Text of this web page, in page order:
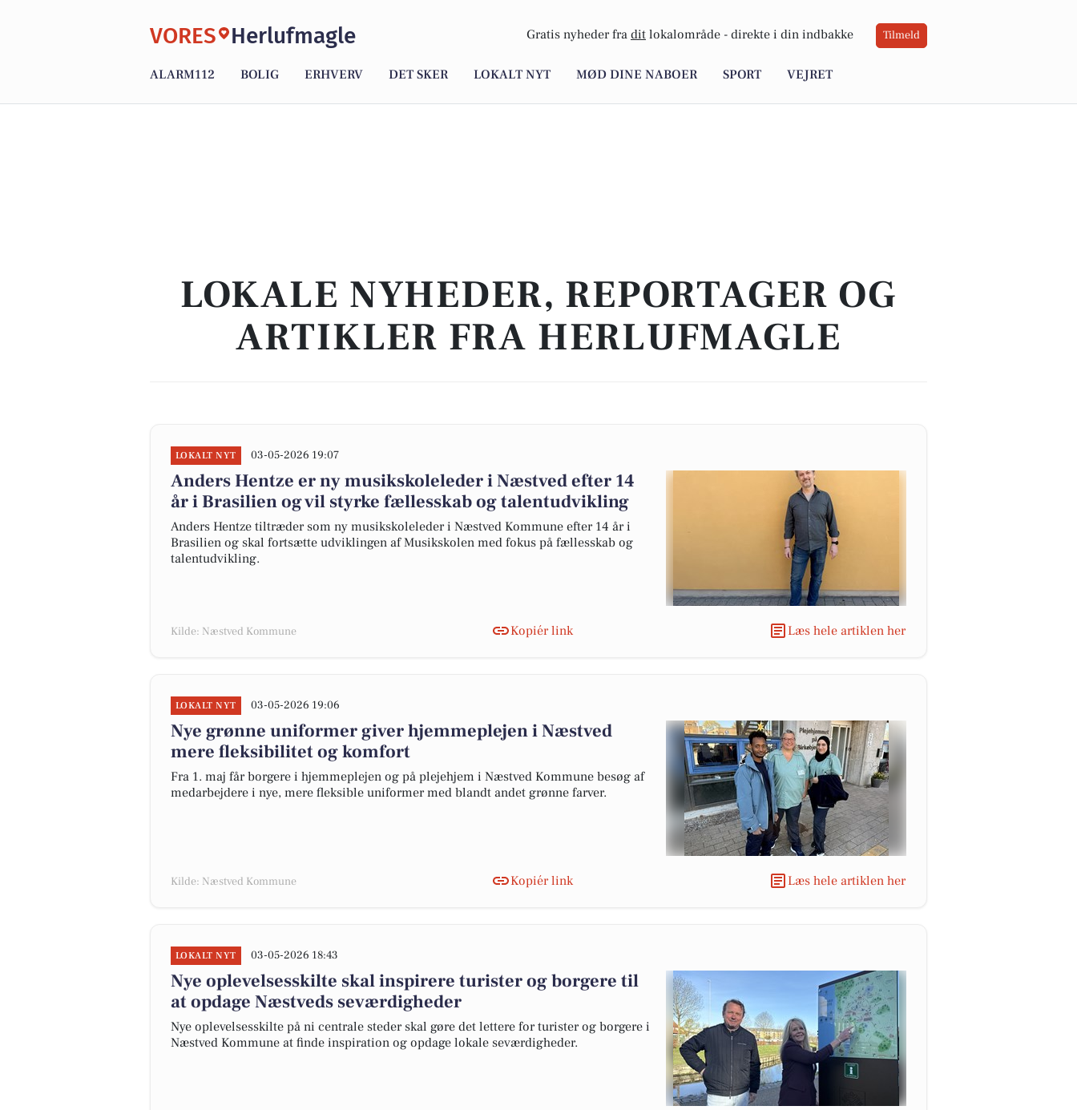
VORES Herlufmagle Gratis nyheder fra dit lokalområde - direkte i din indbakke Tilmeld
ALARM112 BOLIG ERHVERV DET SKER LOKALT NYT MØD DINE NABOER SPORT VEJRET
LOKALE NYHEDER, REPORTAGER OG
ARTIKLER FRA HERLUFMAGLE
LOKALT NYT 03-05-2026 19:07
Anders Hentze er ny musikskoleleder i Næstved efter 14
år i Brasilien og vil styrke fællesskab og talentudvikling
Anders Hentze tiltræder som ny musikskoleleder i Næstved Kommune efter 14 år i
Brasilien og skal fortsætte udviklingen af Musikskolen med fokus på fællesskab og
talentudvikling.
Kilde: Næstved Kommune Kopiér link Læs hele artiklen her
LOKALT NYT 03-05-2026 19:06
Nye grønne uniformer giver hjemmeplejen i Næstved
mere fleksibilitet og komfort
Fra 1. maj får borgere i hjemmeplejen og på plejehjem i Næstved Kommune besøg af
medarbejdere i nye, mere fleksible uniformer med blandt andet grønne farver.
Kilde: Næstved Kommune Kopiér link Læs hele artiklen her
LOKALT NYT 03-05-2026 18:43
Nye oplevelsesskilte skal inspirere turister og borgere til
at opdage Næstveds seværdigheder
Nye oplevelsesskilte på ni centrale steder skal gøre det lettere for turister og borgere i
Næstved Kommune at finde inspiration og opdage lokale seværdigheder.